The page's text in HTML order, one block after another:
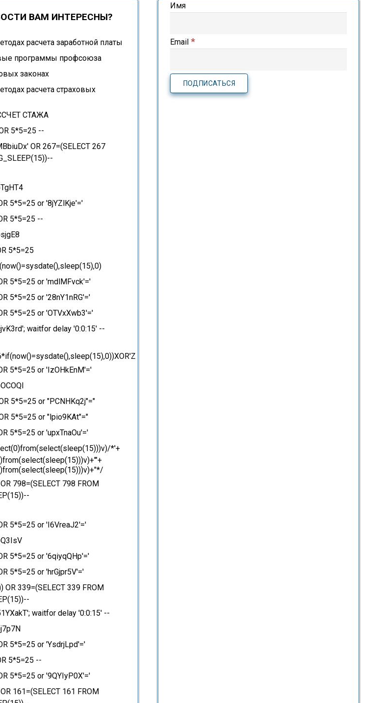
ВАМ ИНТЕРЕСНЫ?
расчета заработной платы
программы профсоюза
законах
расчета страховых
СТАЖА
5*5=25 --
OR 267=(SELECT 267
5*5=25 or '8jYZlKje'='
5*5=25 --
5*5=25
5*5=25 or 'mdlMFvck'='
5*5=25 or '28nY1nRG'='
5*5=25 or 'OTVxXwb3'='
waitfor delay '0:0:15' --
5*5=25 or 'IzOHkEnM'='
5*5=25 or "PCNHKq2j"="
5*5=25 or "lpio9KAt"="
5*5=25 or 'upxTnaOu'='
*'+
798=(SELECT 798 FROM
5*5=25 or 'I6VreaJ2'='
5*5=25 or '6qiyqQHp'='
5*5=25 or 'hrGjpr5V'='
OR 339=(SELECT 339 FROM
waitfor delay '0:0:15' --
5*5=25 or 'YsdrjLpd'='
5*5=25 --
5*5=25 or '9QYIyP0X'='
161=(SELECT 161 FROM
Имя
Email*